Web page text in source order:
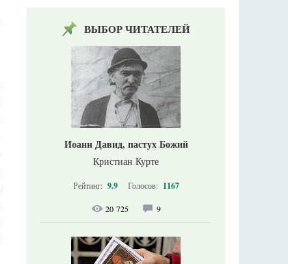
ВЫБОР ЧИТАТЕЛЕЙ
Иоанн Давид, пастух Божий
Кристиан Курте
Рейтинг: 9.9 Голосов: 1167
20 725 9